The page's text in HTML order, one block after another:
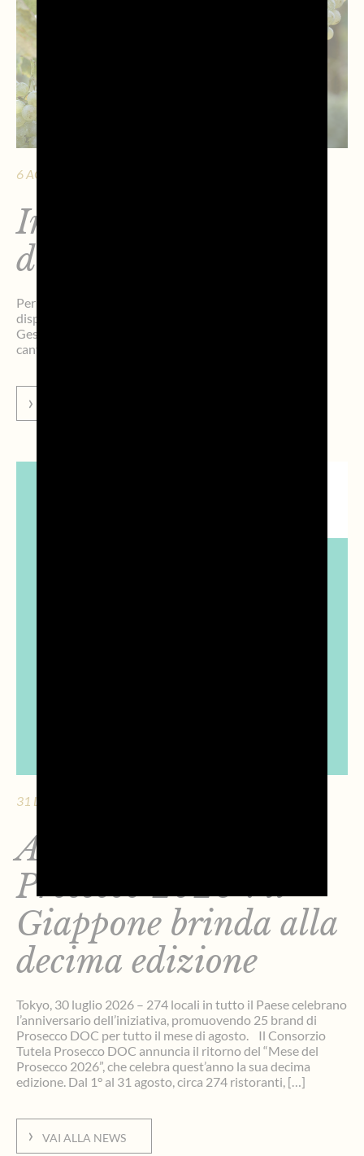
6 AGOSTO 2026 - 2 MIN. DI LETTURA
Indicazioni tecniche
di vendemmia 2026
Per la vendemmia 2023, sono vigenti le seguenti
disposizioni: Attingimento temporaneo, Stoccaggio,
Gestione degli esuberi produttivi (di campagna e di
cantina).
31 LUGLIO 2026 - 8 MIN. DI LETTURA
Al via il “Mese del
Prosecco 2026”: il
Giappone brinda alla
decima edizione
Tokyo, 30 luglio 2026 – 274 locali in tutto il Paese celebrano
l’anniversario dell’iniziativa, promuovendo 25 brand di
Prosecco DOC per tutto il mese di agosto. Il Consorzio
Tutela Prosecco DOC annuncia il ritorno del “Mese del
Prosecco 2026”, che celebra quest’anno la sua decima
edizione. Dal 1° al 31 agosto, circa 274 ristoranti, […]
VAI ALLA NEWS